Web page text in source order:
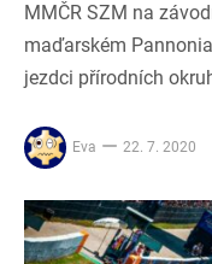
MMČR SZM na
maďarském
jezdci přírodních
Eva 22. 7. 2020